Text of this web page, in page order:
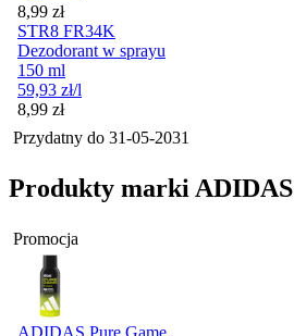
Cena
8,99 zł
STR8 FR34K
Dezodorant w sprayu
150 ml
59,93 zł/l
Cena
8,99 zł
Przydatny do 31-05-2031
Produkty marki ADIDAS
Promocja
ADIDAS Pure Game